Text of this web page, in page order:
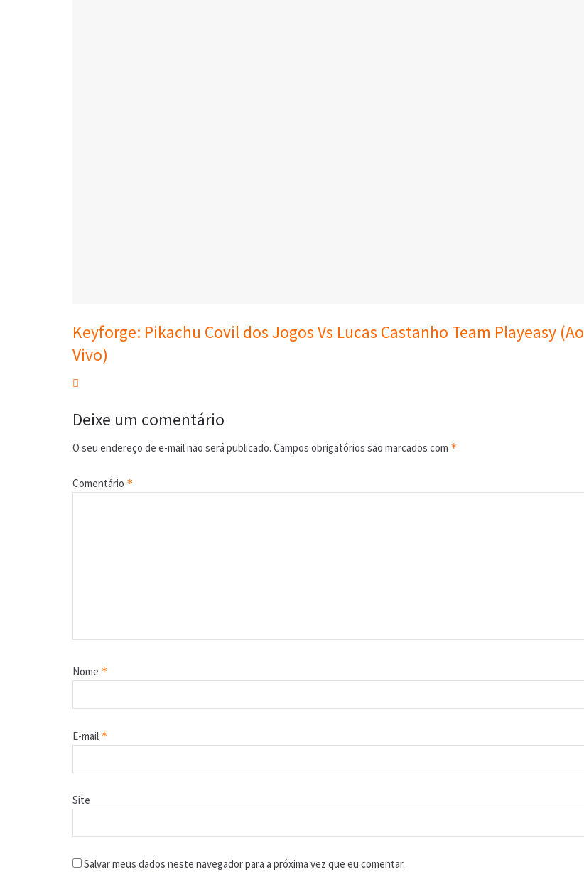
Keyforge: Pikachu Covil dos Jogos Vs Lucas Castanho Team Playeasy (Ao
Vivo)
Deixe um comentário
O seu endereço de e-mail não será publicado. Campos obrigatórios são marcados com *
Comentário *
Nome *
E-mail *
Site
Salvar meus dados neste navegador para a próxima vez que eu comentar.